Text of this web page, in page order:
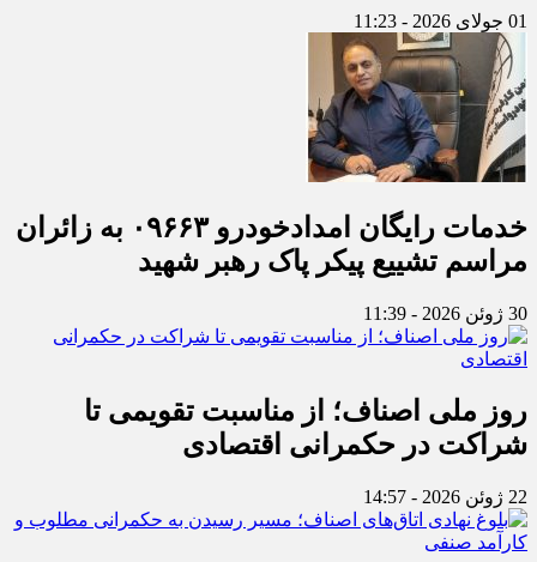
01 جولای 2026 - 11:23
خدمات رایگان امدادخودرو ۰۹۶۶۳ به زائران
مراسم تشییع پیکر پاک رهبر شهید
30 ژوئن 2026 - 11:39
روز ملی اصناف؛ از مناسبت تقویمی تا
شراکت در حکمرانی اقتصادی
22 ژوئن 2026 - 14:57